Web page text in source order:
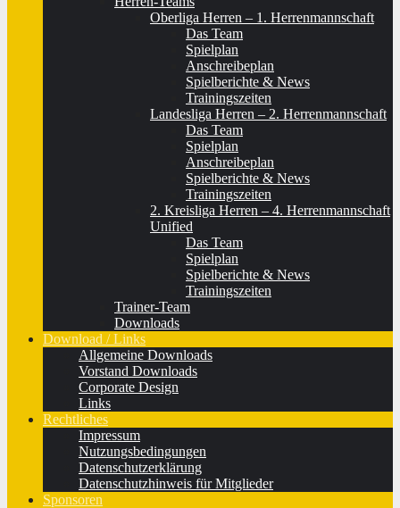
Oberliga Herren – 1. Herrenmannschaft
Das Team
Spielplan
Anschreibeplan
Spielberichte & News
Trainingszeiten
Landesliga Herren – 2. Herrenmannschaft
Das Team
Spielplan
Anschreibeplan
Spielberichte & News
Trainingszeiten
2. Kreisliga Herren – 4. Herrenmannschaft
Unified
Das Team
Spielplan
Spielberichte & News
Trainingszeiten
Trainer-Team
Downloads
Download / Links
Allgemeine Downloads
Vorstand Downloads
Corporate Design
Links
Rechtliches
Impressum
Nutzungsbedingungen
Datenschutzerklärung
Datenschutzhinweis für Mitglieder
Sponsoren